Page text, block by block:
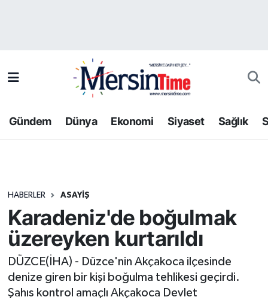
Gündem Dünya Ekonomi Siyaset Sağlık
HABERLER ASAYIŞ
Karadeniz'de boğulmak
üzereyken kurtarıldı
DÜZCE(İHA) - Düzce'nin Akçakoca ilçesinde
denize giren bir kişi boğulma tehlikesi geçirdi.
Şahıs kontrol amaçlı Akçakoca Devlet
Bilim-Teknoloji
Dünya
Ekonomi
Gündem
Kültür-Sanat
Resmi İlan
Trafik Durumu
Tüm Manşetler
Haber Arşivi